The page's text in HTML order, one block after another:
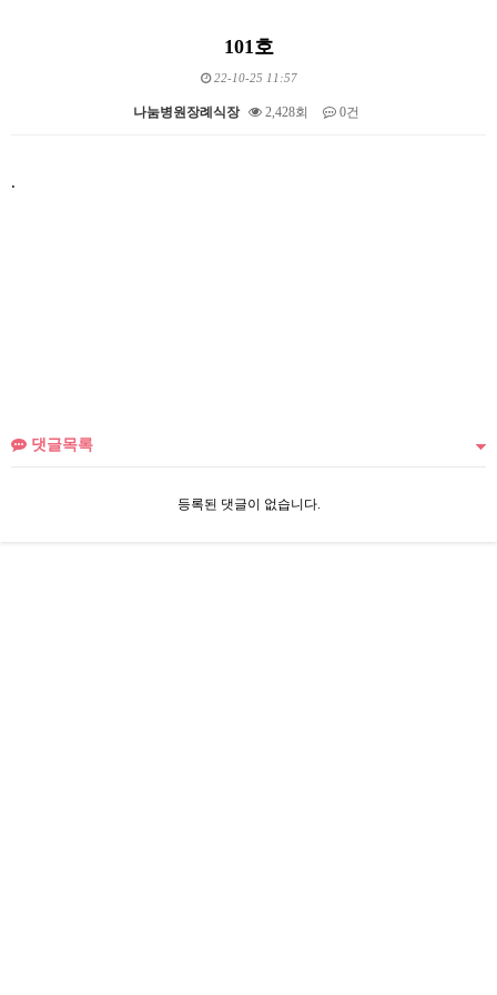
101호
22-10-25 11:57
나눔병원장례식장 2,428회 0건
.
댓글목록
등록된 댓글이 없습니다.